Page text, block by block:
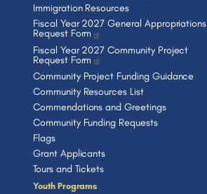
Immigration Resources
Fiscal Year 2027 General Appropriations
Request Form
Fiscal Year 2027 Community Project
Request Form
Community Project Funding Guidance
Community Resources List
Commendations and Greetings
Community Funding Requests
Flags
Grant Applicants
Tours and Tickets
Youth Programs